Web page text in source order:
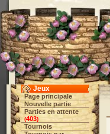
Jeux
Page principale
Nouvelle partie
Parties en attente
(403)
Tournois